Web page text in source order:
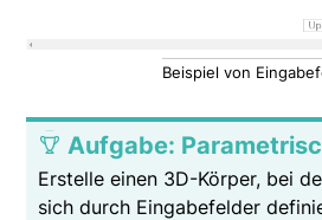
Beispiel von
Aufgabe:
Erstelle einen 3D-Körper, bei
sich durch Eingabefelder